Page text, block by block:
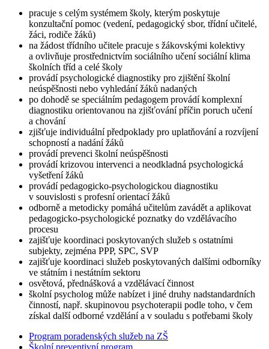
pracuje s celým systémem školy, kterým poskytuje
konzultační pomoc (vedení, pedagogický sbor, třídní učitelé,
žáci, rodiče žáků)
na žádost třídního učitele pracuje s žákovskými kolektivy
a ovlivňuje prostřednictvím sociálního učení sociální klima
školních tříd a celé školy
provádí psychologické diagnostiky pro zjištění školní
neúspěšnosti nebo vyhledání žáků nadaných
po dohodě se speciálním pedagogem provádí komplexní
diagnostiku orientovanou na zjišťování příčin poruch učení
a chování
zjišťuje individuální předpoklady pro uplatňování a rozvíjení
schopností a nadání žáků
provádí prevenci školní neúspěšnosti
provádí krizovou intervenci a neodkladná psychologická
vyšetření žáků
provádí pedagogicko-psychologickou diagnostiku
v souvislosti s profesní orientací žáků
odborně a metodicky pomáhá učitelům zavádět a aplikovat
pedagogicko-psychologické poznatky do vzdělávacího
procesu
zajišťuje koordinaci poskytovaných služeb s ostatními
subjekty, zejména PPP, SPC, SVP
zajišťuje koordinaci služeb poskytovaných dalšími odborníky
ve státním i nestátním sektoru
osvětová, přednášková a vzdělávací činnost
školní psycholog může nabízet i jiné druhy nadstandardních
činností, např. skupinovou psychoterapii podle toho, v čem
získal další odborné vzdělání a v souladu s potřebami školy
Program poradenských služeb na ZŠ